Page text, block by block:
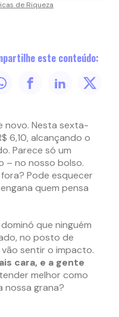
de Riqueza
este conteúdo:
novo. Nesta sexta-
6,10, alcançando o
Parece só um
– no nosso bolso.
Pode esquecer
quem pensa
que ninguém
no posto de
vão sentir o impacto.
cara, e a gente
melhor como
nossa grana?